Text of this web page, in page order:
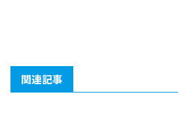
関連記事